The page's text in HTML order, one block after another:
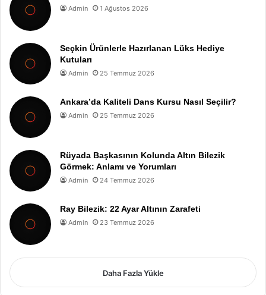
Admin 1 Ağustos 2026
Seçkin Ürünlerle Hazırlanan Lüks Hediye
Kutuları
Admin 25 Temmuz 2026
Ankara’da Kaliteli Dans Kursu Nasıl Seçilir?
Admin 25 Temmuz 2026
Rüyada Başkasının Kolunda Altın Bilezik
Görmek: Anlamı ve Yorumları
Admin 24 Temmuz 2026
Ray Bilezik: 22 Ayar Altının Zarafeti
Admin 23 Temmuz 2026
Daha Fazla Yükle